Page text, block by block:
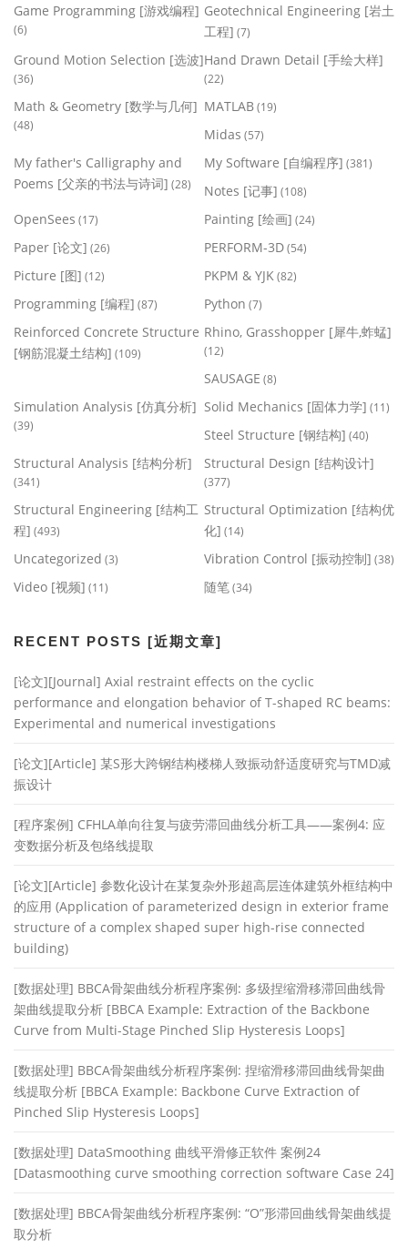
Game Programming [游戏编程]
(6)
Geotechnical Engineering [岩土
工程] (7)
Ground Motion Selection [选波]
(36)
Hand Drawn Detail [手绘大样]
(22)
Math & Geometry [数学与几何]
(48)
MATLAB(19)
Midas (57)
My father's Calligraphy and
Poems [父亲的书法与诗词] (28)
My Software [自编程序] (381)
Notes [记事] (108)
OpenSees (17) Painting [绘画] (24)
Paper [论文] (26) PERFORM-3D(54)
Picture [图] (12) PKPM & YJK(82)
Programming [编程] (87) Python (7)
Reinforced Concrete Structure
[钢筋混凝土结构] (109)
Rhino, Grasshopper [犀牛,蚱蜢]
(12)
SAUSAGE (8)
Simulation Analysis [仿真分析]
(39)
Solid Mechanics [固体力学] (11)
Steel Structure [钢结构] (40)
Structural Analysis [结构分析]
(341)
Structural Design [结构设计]
(377)
Structural Engineering [结构工
程] (493)
Structural Optimization [结构优
化] (14)
Uncategorized (3) Vibration Control [振动控制] (38)
Video [视频] (11) 随笔(34)
RECENT POSTS [近期文章]
[论文][Journal] Axial restraint effects on the cyclic
performance and elongation behavior of T-shaped RC beams:
Experimental and numerical investigations
[论文][Article] 某S形大跨钢结构楼梯人致振动舒适度研究与TMD减
振设计
[程序案例] CFHLA单向往复与疲劳滞回曲线分析工具——案例4: 应
变数据分析及包络线提取
[论文][Article] 参数化设计在某复杂外形超高层连体建筑外框结构中
的应用 (Application of parameterized design in exterior frame
structure of a complex shaped super high-rise connected
building)
[数据处理] BBCA骨架曲线分析程序案例: 多级捏缩滑移滞回曲线骨
架曲线提取分析 [BBCA Example: Extraction of the Backbone
Curve from Multi-Stage Pinched Slip Hysteresis Loops]
[数据处理] BBCA骨架曲线分析程序案例: 捏缩滑移滞回曲线骨架曲
线提取分析 [BBCA Example: Backbone Curve Extraction of
Pinched Slip Hysteresis Loops]
[数据处理] DataSmoothing 曲线平滑修正软件 案例24
[Datasmoothing curve smoothing correction software Case 24]
[数据处理] BBCA骨架曲线分析程序案例: “O”形滞回曲线骨架曲线提
取分析